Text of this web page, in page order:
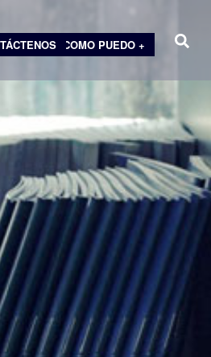
COMO PUEDO +